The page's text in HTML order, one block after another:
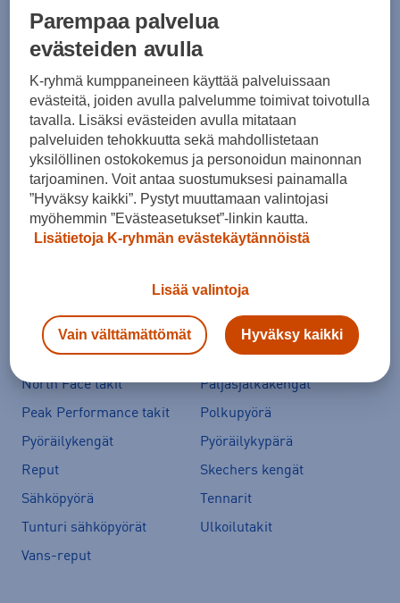
Suositut sisällöt
Ale vaatteet
ASICS Gel-Nimbus
Converse kengät
Crocs
Hoka Clifton 11
Helly Hansen -takit
Hybridipyörät
Jalkapallokengät
Juoksukengät
Juoksuliivit
Juoksuvyöt
Jääkiekkomailat
Lasten pyörä
Maastopyörä
Merinovillakerrastot
New Balance 530
New Balance kengät
North Face takit
Paljasjalkakengät
Peak Performance takit
Polkupyörä
Pyöräilykengät
Pyöräilykypärä
Reput
Skechers kengät
Sähköpyörä
Tennarit
Tunturi sähköpyörät
Ulkoilutakit
Vans-reput
Parempaa palvelua
evästeiden avulla
K-ryhmä kumppaneineen käyttää palveluissaan
evästeitä, joiden avulla palvelumme toimivat toivotulla
tavalla. Lisäksi evästeiden avulla mitataan
palveluiden tehokkuutta sekä mahdollistetaan
yksilöllinen ostokokemus ja personoidun mainonnan
tarjoaminen. Voit antaa suostumuksesi painamalla
”Hyväksy kaikki”. Pystyt muuttamaan valintojasi
myöhemmin ”Evästeasetukset”-linkin kautta.
Lisätietoja K-ryhmän evästekäytännöistä
Lisää valintoja
Vain välttämättömät Hyväksy kaikki